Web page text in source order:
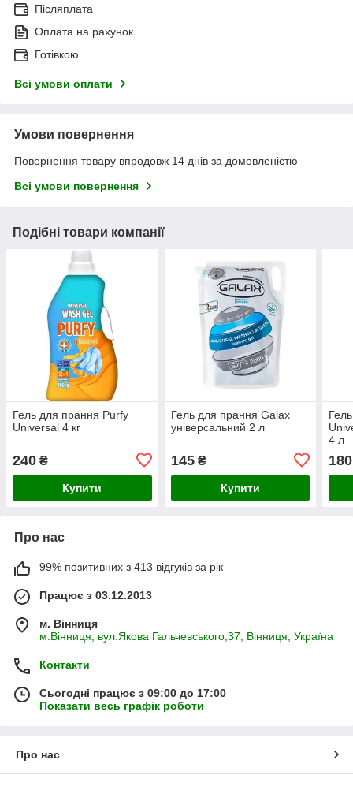
Післяплата
Оплата на рахунок
Готівкою
Всі умови оплати
Умови повернення
Повернення товару впродовж 14 днів за домовленістю
Всі умови повернення
Подібні товари компанії
Гель для прання Purfy
Universal 4 кг
240 ₴
Купити
Гель для прання Galax
універсальний 2 л
145₴
Купити
4 л
180
Про нас
99% позитивних з 413 відгуків за рік
Працює з 03.12.2013
м. Вінниця
м.Вінниця, вул.Якова Гальчевського,37, Вінниця, Україна
Контакти
Сьогодні працює з 09:00 до 17:00
Показати весь графік роботи
Про нас